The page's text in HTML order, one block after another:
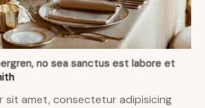
no sea sanctus est labore et
sit amet, consectetur adipisicing